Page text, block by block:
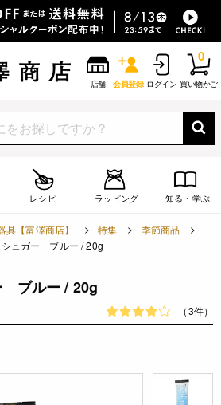
店舗 会員登録 ログイン 買い物かご
0
レシピ ラッピング 知る・学ぶ
【富澤商店】 特集
季節商品
シュガー ブルー / 20g
ブルー / 20g
（3件）